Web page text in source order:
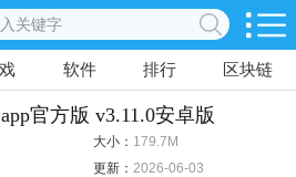
软件 排行 区块链
官方版 v3.11.0安卓版
大小： 179.7M
更新： 2026-06-03